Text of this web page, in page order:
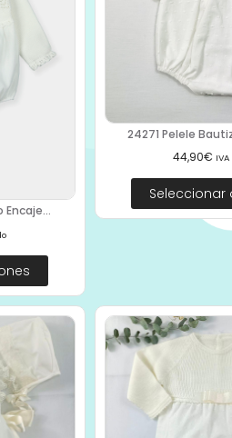
24271 Pelele
44,90€
Seleccionar